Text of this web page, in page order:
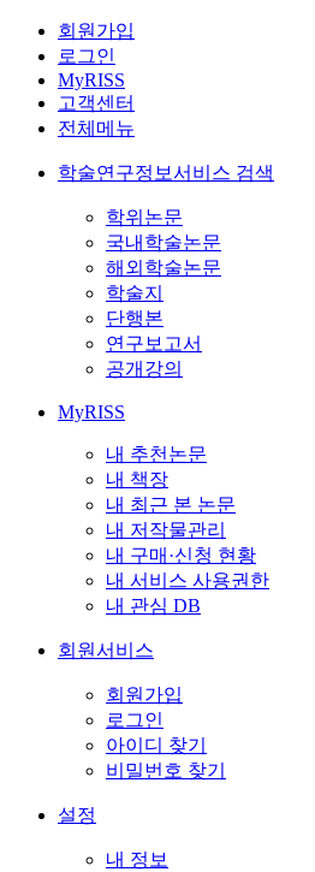
회원가입
로그인
MyRISS
고객센터
전체메뉴
학술연구정보서비스 검색
학위논문
국내학술논문
해외학술논문
학술지
단행본
연구보고서
공개강의
MyRISS
내 추천논문
내 책장
내 최근 본 논문
내 저작물관리
내 구매·신청 현황
내 서비스 사용권한
내 관심 DB
회원서비스
회원가입
로그인
아이디 찾기
비밀번호 찾기
설정
내 정보